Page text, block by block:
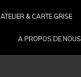
ATELIER & CARTE GRISE
A PROPOS DE NOUS